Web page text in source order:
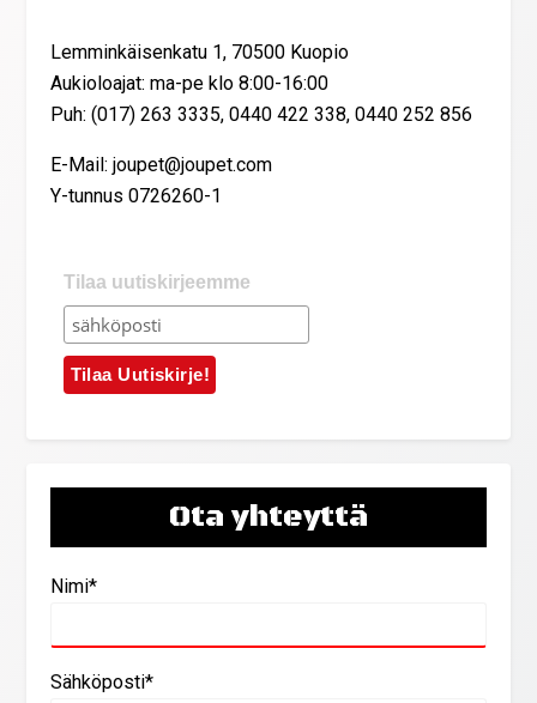
Lemminkäisenkatu 1, 70500 Kuopio
Aukioloajat: ma-pe klo 8:00-16:00
Puh: (017) 263 3335, 0440 422 338, 0440 252 856
E-Mail: joupet@joupet.com
Y-tunnus 0726260-1
Tilaa uutiskirjeemme
Ota yhteyttä
Nimi*
Sähköposti*